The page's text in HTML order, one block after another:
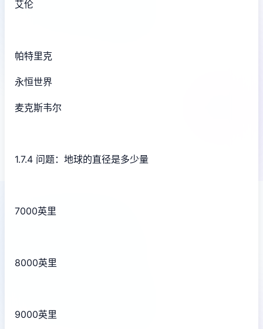
艾伦
帕特里克
永恒世界
麦克斯韦尔
1.7.4 问题：地球的直径是多少量
7000英里
8000英里
9000英里